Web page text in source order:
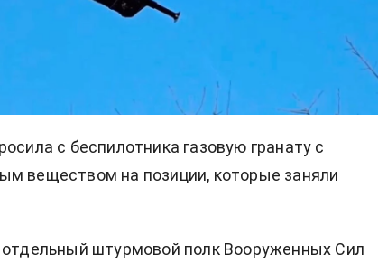
с беспилотника газовую гранату с
веществом на позиции, которые заняли
отдельный штурмовой полк Вооруженных Сил